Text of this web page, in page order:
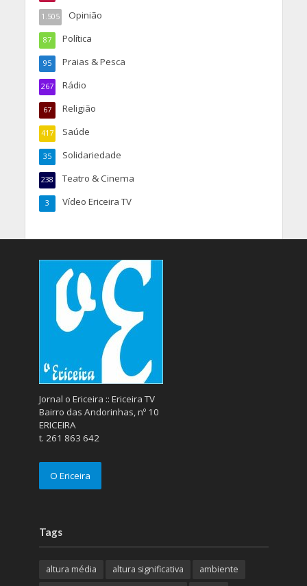
Opinião
1.505
Política
87
Praias & Pesca
95
Rádio
267
Religião
67
Saúde
417
Solidariedade
35
Teatro & Cinema
238
Vídeo Ericeira TV
3
Jornal o Ericeira :: Ericeira TV
Bairro das Andorinhas, nº 10
ERICEIRA
t. 261 863 642
O Ericeira
Tags
altura média altura significativa
ambiente